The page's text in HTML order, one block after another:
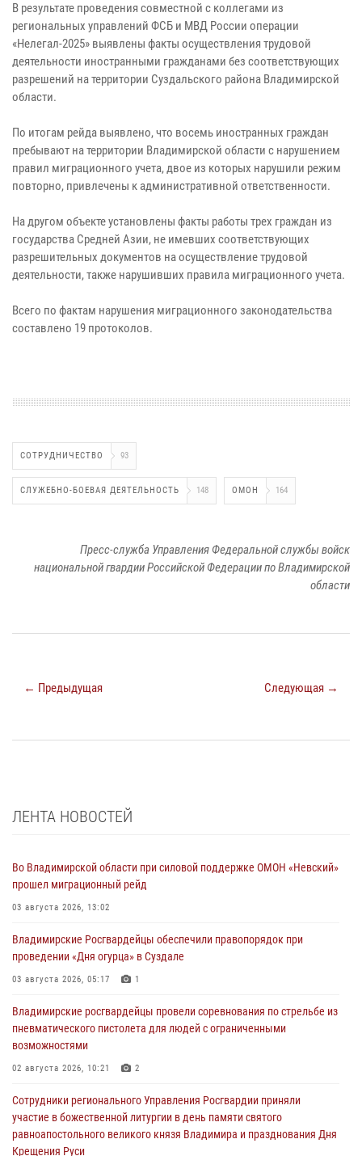
В результате проведения совместной с коллегами из
региональных управлений ФСБ и МВД России операции
«Нелегал-2025» выявлены факты осуществления трудовой
деятельности иностранными гражданами без соответствующих
разрешений на территории Суздальского района Владимирской
области.
По итогам рейда выявлено, что восемь иностранных граждан
пребывают на территории Владимирской области с нарушением
правил миграционного учета, двое из которых нарушили режим
повторно, привлечены к административной ответственности.
На другом объекте установлены факты работы трех граждан из
государства Средней Азии, не имевших соответствующих
разрешительных документов на осуществление трудовой
деятельности, также нарушивших правила миграционного учета.
Всего по фактам нарушения миграционного законодательства
составлено 19 протоколов.
СОТРУДНИЧЕСТВО 93
СЛУЖЕБНО-БОЕВАЯ ДЕЯТЕЛЬНОСТЬ 148 ОМОН 164
Пресс-служба Управления Федеральной службы войск
национальной гвардии Российской Федерации по Владимирской
области
← Предыдущая Следующая →
ЛЕНТА НОВОСТЕЙ
Во Владимирской области при силовой поддержке ОМОН «Невский»
прошел миграционный рейд
03 августа 2026, 13:02
Владимирские Росгвардейцы обеспечили правопорядок при
проведении «Дня огурца» в Суздале
03 августа 2026, 05:17 1
Владимирские росгвардейцы провели соревнования по стрельбе из
пневматического пистолета для людей с ограниченными
возможностями
02 августа 2026, 10:21 2
Сотрудники регионального Управления Росгвардии приняли
участие в божественной литургии в день памяти святого
равноапостольного великого князя Владимира и празднования Дня
Крещения Руси